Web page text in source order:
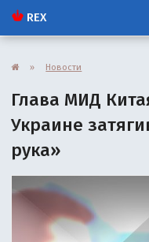
REX
» Новости
Глава МИД
Украине
рука»